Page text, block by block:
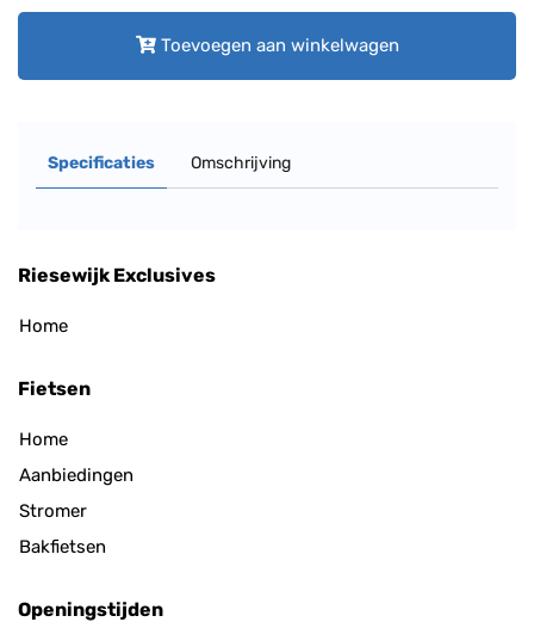
Toevoegen aan winkelwagen
Specificaties Omschrijving
Riesewijk Exclusives
Home
Fietsen
Home
Aanbiedingen
Stromer
Bakfietsen
Openingstijden